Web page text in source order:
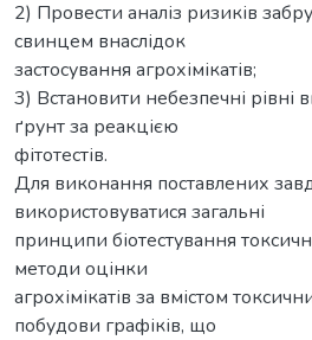
2) Провести аналіз ризиків
свинцем внаслідок
застосування агрохімікатів;
3) Встановити небезпечні рівні
ґрунт за реакцією
фітотестів.
Для виконання поставлених
використовуватися загальні
принципи біотестування
методи оцінки
агрохімікатів за вмістом
побудови графіків, що